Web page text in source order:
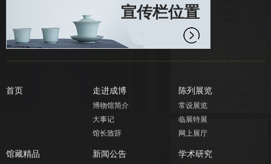
宣传栏位置
首页 走进成博
博物馆简介
大事记
馆长致辞
陈列展览
常设展览
临展特展
网上展厅
馆藏精品 新闻公告 学术研究